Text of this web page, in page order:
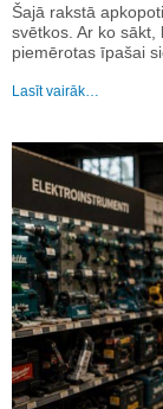
Šajā rakstā
svētkos. Ar ko
piemērotas īpašai
Lasīt vairāk…